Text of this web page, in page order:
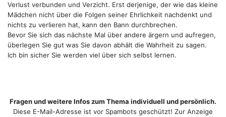
Verlust verbunden und Verzicht. Erst derjenige, der wie das kleine
Mädchen nicht über die Folgen seiner Ehrlichkeit nachdenkt und
nichts zu verlieren hat, kann den Bann durchbrechen.
Bevor Sie sich das nächste Mal über andere ärgern und aufregen,
überlegen Sie gut was Sie davon abhält die Wahrheit zu sagen.
Ich bin sicher Sie werden viel über sich selbst lernen.
Fragen und weitere Infos zum Thema individuell und persönlich.
Diese E-Mail-Adresse ist vor Spambots geschützt! Zur Anzeige